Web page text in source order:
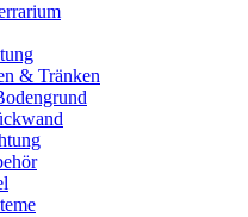
& Tränken